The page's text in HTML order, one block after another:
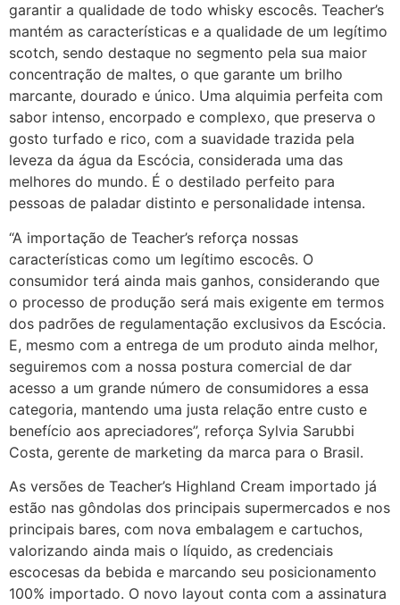
garantir a qualidade de todo whisky escocês. Teacher’s
mantém as características e a qualidade de um legítimo
scotch, sendo destaque no segmento pela sua maior
concentração de maltes, o que garante um brilho
marcante, dourado e único. Uma alquimia perfeita com
sabor intenso, encorpado e complexo, que preserva o
gosto turfado e rico, com a suavidade trazida pela
leveza da água da Escócia, considerada uma das
melhores do mundo. É o destilado perfeito para
pessoas de paladar distinto e personalidade intensa.
“A importação de Teacher’s reforça nossas
características como um legítimo escocês. O
consumidor terá ainda mais ganhos, considerando que
o processo de produção será mais exigente em termos
dos padrões de regulamentação exclusivos da Escócia.
E, mesmo com a entrega de um produto ainda melhor,
seguiremos com a nossa postura comercial de dar
acesso a um grande número de consumidores a essa
categoria, mantendo uma justa relação entre custo e
benefício aos apreciadores”, reforça Sylvia Sarubbi
Costa, gerente de marketing da marca para o Brasil.
As versões de Teacher’s Highland Cream importado já
estão nas gôndolas dos principais supermercados e nos
principais bares, com nova embalagem e cartuchos,
valorizando ainda mais o líquido, as credenciais
escocesas da bebida e marcando seu posicionamento
100% importado. O novo layout conta com a assinatura